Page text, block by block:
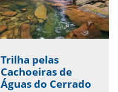
Trilha pelas
Cachoeiras de
Águas do Cerrado